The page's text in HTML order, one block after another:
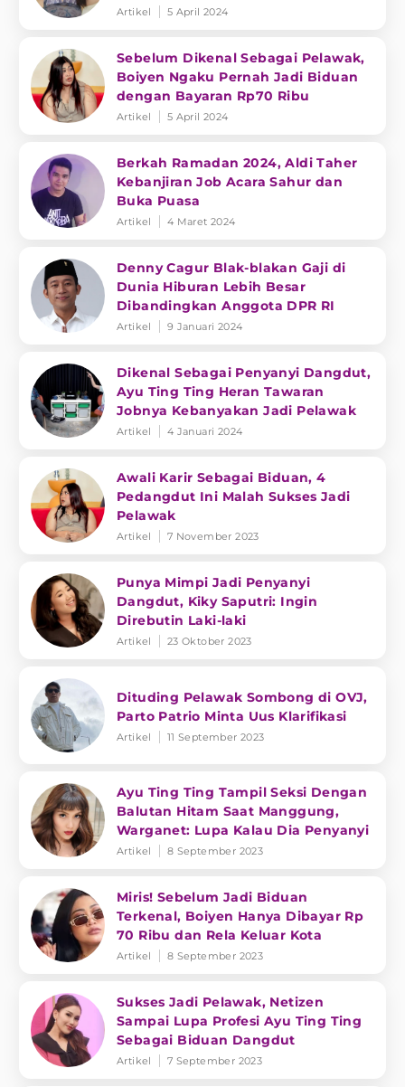
Artikel 5 April 2024
Sebelum Dikenal Sebagai Pelawak,
Boiyen Ngaku Pernah Jadi Biduan
dengan Bayaran Rp70 Ribu
Artikel 5 April 2024
Berkah Ramadan 2024, Aldi Taher
Kebanjiran Job Acara Sahur dan
Buka Puasa
Artikel 4 Maret 2024
Denny Cagur Blak-blakan Gaji di
Dunia Hiburan Lebih Besar
Dibandingkan Anggota DPR RI
Artikel 9 Januari 2024
Dikenal Sebagai Penyanyi Dangdut,
Ayu Ting Ting Heran Tawaran
Jobnya Kebanyakan Jadi Pelawak
Artikel 4 Januari 2024
Awali Karir Sebagai Biduan, 4
Pedangdut Ini Malah Sukses Jadi
Pelawak
Artikel 7 November 2023
Punya Mimpi Jadi Penyanyi
Dangdut, Kiky Saputri: Ingin
Direbutin Laki-laki
Artikel 23 Oktober 2023
Dituding Pelawak Sombong di OVJ,
Parto Patrio Minta Uus Klarifikasi
Artikel 11 September 2023
Ayu Ting Ting Tampil Seksi Dengan
Balutan Hitam Saat Manggung,
Warganet: Lupa Kalau Dia Penyanyi
Artikel 8 September 2023
Miris! Sebelum Jadi Biduan
Terkenal, Boiyen Hanya Dibayar Rp
70 Ribu dan Rela Keluar Kota
Artikel 8 September 2023
Sukses Jadi Pelawak, Netizen
Sampai Lupa Profesi Ayu Ting Ting
Sebagai Biduan Dangdut
Artikel 7 September 2023